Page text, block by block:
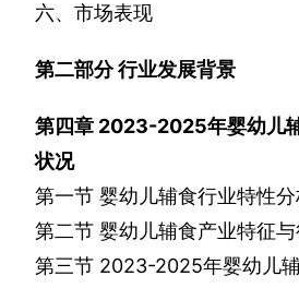
六、市场表现
第二部分行业发展背景
第四章 2023-2025年婴幼儿
状况
第一节 婴幼儿辅食行业特性
第二节 婴幼儿辅食产业特征
第三节 2023-2025年婴幼儿